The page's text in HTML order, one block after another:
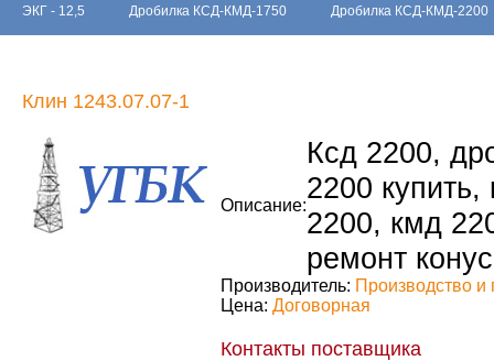
ЭКГ - 12,5 Дробилка КСД-КМД-1750 Дробилка КСД-КМД-2200
Клин 1243.07.07-1
Описание:
Ксд 2200,
2200
2200, кмд
ремонт
Производитель: Производство и
Цена: Договорная
Контакты поставщика